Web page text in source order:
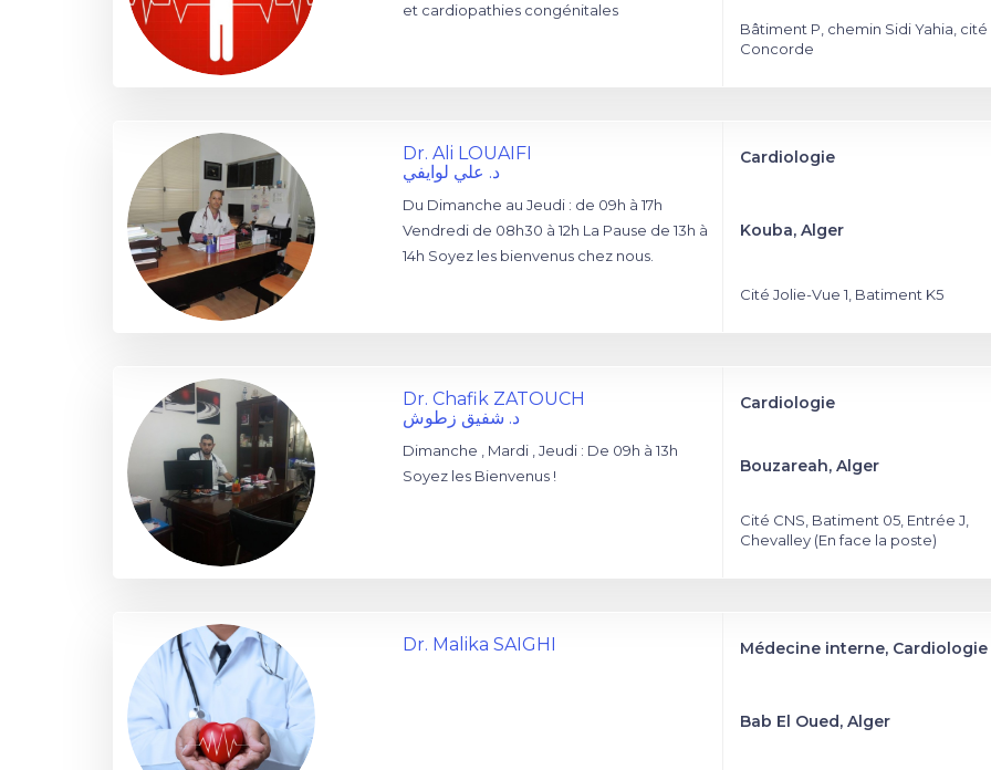
et cardiopathies congénitales
Bâtiment P, chemin Sidi Yahia, cité
Concorde
Dr. Ali LOUAIFI
د. علي لوايفي
Du Dimanche au Jeudi : de 09h à 17h
Vendredi de 08h30 à 12h La Pause de 13h à
14h Soyez les bienvenus chez nous.
Cardiologie
Kouba, Alger
Cité Jolie-Vue 1, Batiment K5
Dr. Chafik ZATOUCH
د. شفيق زطوش
Dimanche , Mardi , Jeudi : De 09h à 13h
Soyez les Bienvenus !
Cardiologie
Bouzareah, Alger
Cité CNS, Batiment 05, Entrée J,
Chevalley (En face la poste)
Dr. Malika SAIGHI Médecine interne, Cardiologie
Bab El Oued, Alger